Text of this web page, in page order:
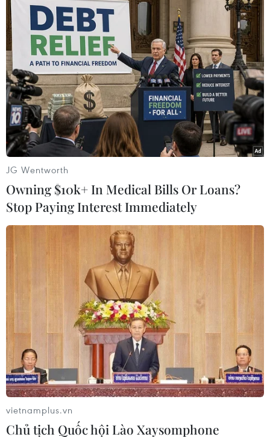
Người dân chơi trò chơi dân gian trong không gian phố đi bộ
Kim Đồng. (Ảnh: Chu Hiệu/TTXVN)
Người dân tham gia hoạt động đọc sách trong không gian phố
đi bộ Kim Đồng. (Ảnh: Chu Hiệu/TTXVN)
JG Wentworth
Owning $10k+ In Medical Bills Or Loans?
Stop Paying Interest Immediately
vietnamplus.vn
Chủ tịch Quốc hội Lào Xaysomphone